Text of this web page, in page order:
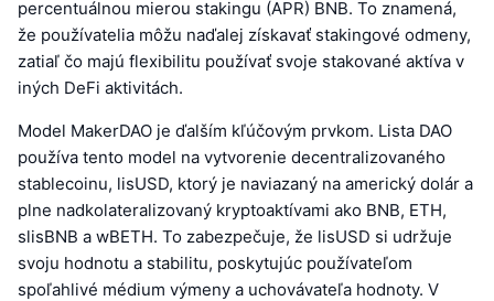
percentuálnou mierou stakingu (APR) BNB. To znamená,
že používatelia môžu naďalej získavať stakingové odmeny,
zatiaľ čo majú flexibilitu používať svoje stakované aktíva v
iných DeFi aktivitách.
Model MakerDAO je ďalším kľúčovým prvkom. Lista DAO
používa tento model na vytvorenie decentralizovaného
stablecoinu, lisUSD, ktorý je naviazaný na americký dolár a
plne nadkolateralizovaný kryptoaktívami ako BNB, ETH,
slisBNB a wBETH. To zabezpečuje, že lisUSD si udržuje
svoju hodnotu a stabilitu, poskytujúc používateľom
spoľahlivé médium výmeny a uchovávateľa hodnoty. V